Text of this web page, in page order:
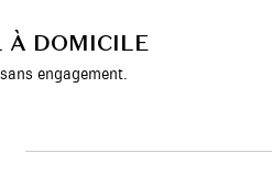
À DOMICILE
engagement.